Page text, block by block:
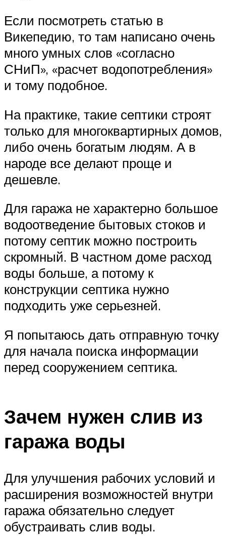
Если посмотреть статью в
Викепедию, то там написано очень
много умных слов «согласно
СНиП», «расчет водопотребления»
и тому подобное.
На практике, такие септики строят
только для многоквартирных домов,
либо очень богатым людям. А в
народе все делают проще и
дешевле.
Для гаража не характерно большое
водоотведение бытовых стоков и
потому септик можно построить
скромный. В частном доме расход
воды больше, а потому к
конструкции септика нужно
подходить уже серьезней.
Я попытаюсь дать отправную точку
для начала поиска информации
перед сооружением септика.
Зачем нужен слив из
гаража воды
Для улучшения рабочих условий и
расширения возможностей внутри
гаража обязательно следует
обустраивать слив воды.